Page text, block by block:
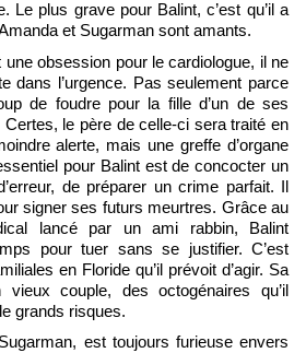
Le plus grave pour Balint, c’est qu’il a
et Sugarman sont amants.
obsession pour le cardiologue, il ne
dans l’urgence. Pas seulement parce
de foudre pour la fille d’un de ses
le père de celle-ci sera traité en
alerte, mais une greffe d’organe
pour Balint est de concocter un
de préparer un crime parfait. Il
signer ses futurs meurtres. Grâce au
lancé par un ami rabbin, Balint
pour tuer sans se justifier. C’est
en Floride qu’il prévoit d’agir. Sa
couple, des octogénaires qu’il
grands risques.
est toujours furieuse envers